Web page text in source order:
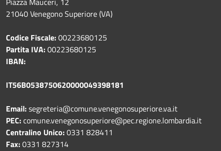
21040 Venegono Superiore (VA)
Codice Fiscale:00223680125
Partita IVA:00223680125
IBAN:
IT56B0538750620000049398181
Email:segreteria@comune.venegonosuperiore.va.it
PEC:comune.venegonosuperiore@pec.regione.lombardia.it
Centralino Unico:0331 828411
Fax:0331 827314